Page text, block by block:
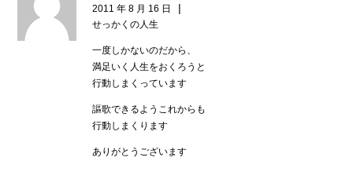
2011 年 8 月 16 日 |
せっかくの人生
一度しかないのだから、
満足いく人生をおくろうと
行動しまくっています
謳歌できるようこれからも
行動しまくります
ありがとうございます